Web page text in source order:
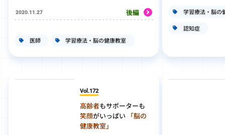
2020.11.27 後編
医師 学習療法・脳の健康教室
Vol.172
高齢者もサポーターも
笑顔がいっぱい
「脳の
健康教室」
学習療法・脳の
認知症